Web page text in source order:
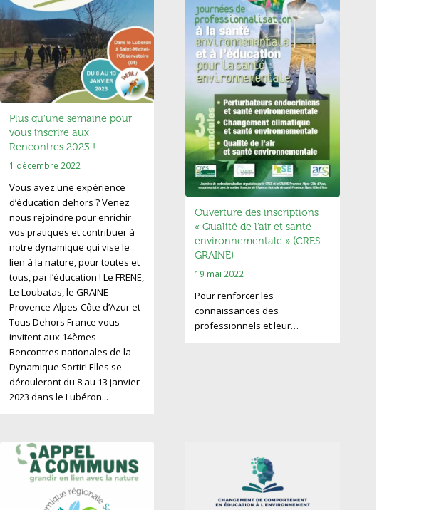
Plus qu’une semaine pour
vous inscrire aux
Rencontres 2023 !
1 décembre 2022
Vous avez une expérience
d’éducation dehors ? Venez
nous rejoindre pour enrichir
vos pratiques et contribuer à
notre dynamique qui vise le
lien à la nature, pour toutes et
tous, par l’éducation ! Le FRENE,
Le Loubatas, le GRAINE
Provence-Alpes-Côte d’Azur et
Tous Dehors France vous
invitent aux 14èmes
Rencontres nationales de la
Dynamique Sortir! Elles se
dérouleront du 8 au 13 janvier
2023 dans le Lubéron...
Ouverture des inscriptions
« Qualité de l’air et santé
environnementale » (CRES-
GRAINE)
19 mai 2022
Pour renforcer les
connaissances des
professionnels et leur…